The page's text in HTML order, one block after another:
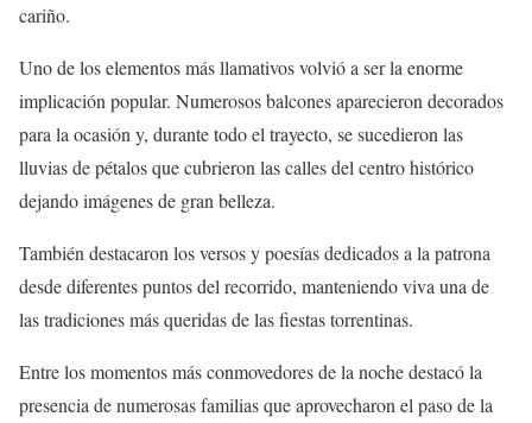
cariño.
Uno de los elementos más llamativos volvió a ser la enorme
implicación popular. Numerosos balcones aparecieron decorados
para la ocasión y, durante todo el trayecto, se sucedieron las
lluvias de pétalos que cubrieron las calles del centro histórico
dejando imágenes de gran belleza.
También destacaron los versos y poesías dedicados a la patrona
desde diferentes puntos del recorrido, manteniendo viva una de
las tradiciones más queridas de las fiestas torrentinas.
Entre los momentos más conmovedores de la noche destacó la
presencia de numerosas familias que aprovecharon el paso de la